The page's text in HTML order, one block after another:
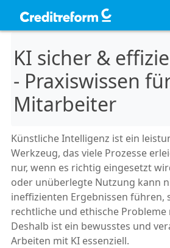
KI sicher &
- Praxiswissen
Mitarbeiter
Künstliche Intelligenz ist ein
Werkzeug, das viele Prozesse
nur, wenn es richtig eingesetzt
oder unüberlegte Nutzung kann
ineffizienten Ergebnissen führen,
rechtliche und ethische
Deshalb ist ein bewusstes und
Arbeiten mit KI essenziell.